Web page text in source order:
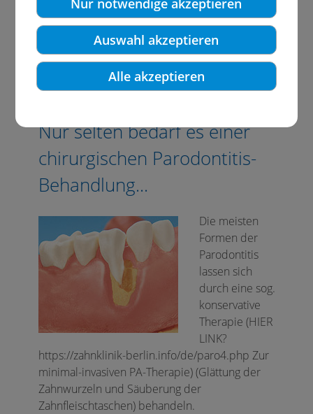
Nur notwendige akzeptieren
Auswahl akzeptieren
Alle akzeptieren
Chirurgische Parodontitis-
Behandlung
Nur selten bedarf es einer
chirurgischen Parodontitis-
Behandlung...
Die meisten
Formen der
Parodontitis
lassen sich
durch eine sog.
konservative
Therapie (HIER
LINK?
https://zahnklinik-berlin.info/de/paro4.php Zur
minimal-invasiven PA-Therapie) (Glättung der
Zahnwurzeln und Säuberung der
Zahnfleischtaschen) behandeln.